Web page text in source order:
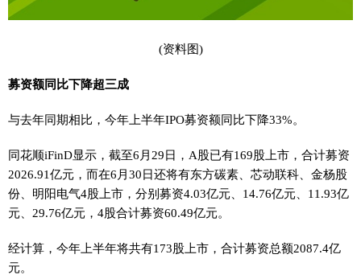
(资料图)
募资额同比下降超三成
与去年同期相比，今年上半年IPO募资额同比下降33%。
同花顺iFinD显示，截至6月29日，A股已有169股上市，合计募资
2026.91亿元，而在6月30日还将有东方碳素、芯动联科、金杨股
份、明阳电气4股上市，分别募资4.03亿元、14.76亿元、11.93亿
元、29.76亿元，4股合计募资60.49亿元。
经计算，今年上半年将共有173股上市，合计募资总额2087.4亿
元。